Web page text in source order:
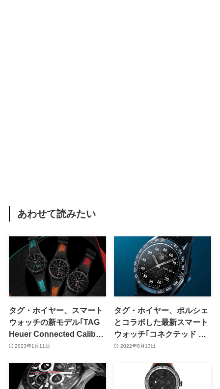
あわせて読みたい
タグ・ホイヤー、スマート
ウォッチの新モデル｢TAG
Heuer Connected Calibre
E4 Sports Edition｣を発表
2023年1月11日
タグ・ホイヤー、ポルシェ
とコラボした最新スマート
ウォッチ｢コネクテッド キ
ャリバーE4 ポルシェ スペ
2022年8月13日